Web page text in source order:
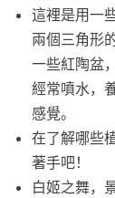
這裡是用一
兩個三角形
一些紅陶盆
經常噴水，
感覺。
在了解哪些
著手吧！
白姬之舞，